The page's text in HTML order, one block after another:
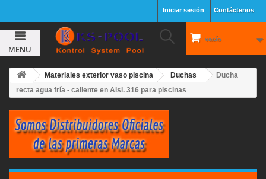
Contáctenos
Iniciar sesión
vacío
MENU
Materiales exterior vaso piscina Duchas
Ducha
recta agua fría - caliente en Aisi. 316 para piscinas